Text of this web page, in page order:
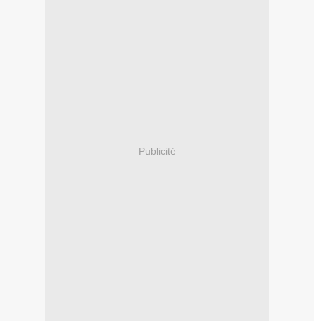
Publicité